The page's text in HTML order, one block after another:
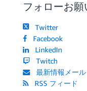
フォローお
Twitter
Facebook
LinkedIn
Twitch
最新情報メール
RSS フィード